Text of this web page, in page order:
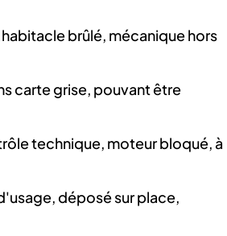
brûlé, mécanique hors
carte grise, pouvant être
technique, moteur bloqué, à
déposé sur place,